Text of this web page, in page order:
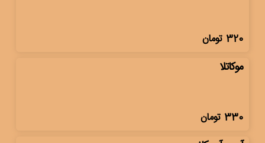
320 تومان
موکاتلا
330 تومان